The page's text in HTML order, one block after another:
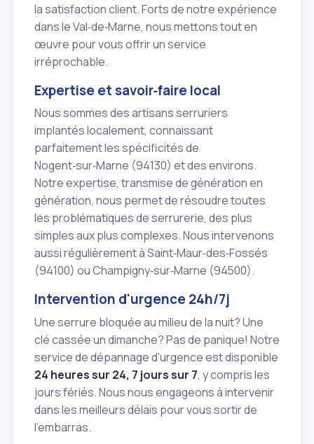
la satisfaction client. Forts de notre expérience
dans le Val‑de‑Marne, nous mettons tout en
œuvre pour vous offrir un service
irréprochable.
Expertise et savoir‑faire local
Nous sommes des artisans serruriers
implantés localement, connaissant
parfaitement les spécificités de
Nogent‑sur‑Marne (94130) et des environs.
Notre expertise, transmise de génération en
génération, nous permet de résoudre toutes
les problématiques de serrurerie, des plus
simples aux plus complexes. Nous intervenons
aussi régulièrement à Saint‑Maur‑des‑Fossés
(94100) ou Champigny‑sur‑Marne (94500).
Intervention d'urgence 24h/7j
Une serrure bloquée au milieu de la nuit? Une
clé cassée un dimanche? Pas de panique! Notre
service de dépannage d'urgence est disponible
24 heures sur 24, 7 jours sur 7, y compris les
jours fériés. Nous nous engageons à intervenir
dans les meilleurs délais pour vous sortir de
l'embarras.